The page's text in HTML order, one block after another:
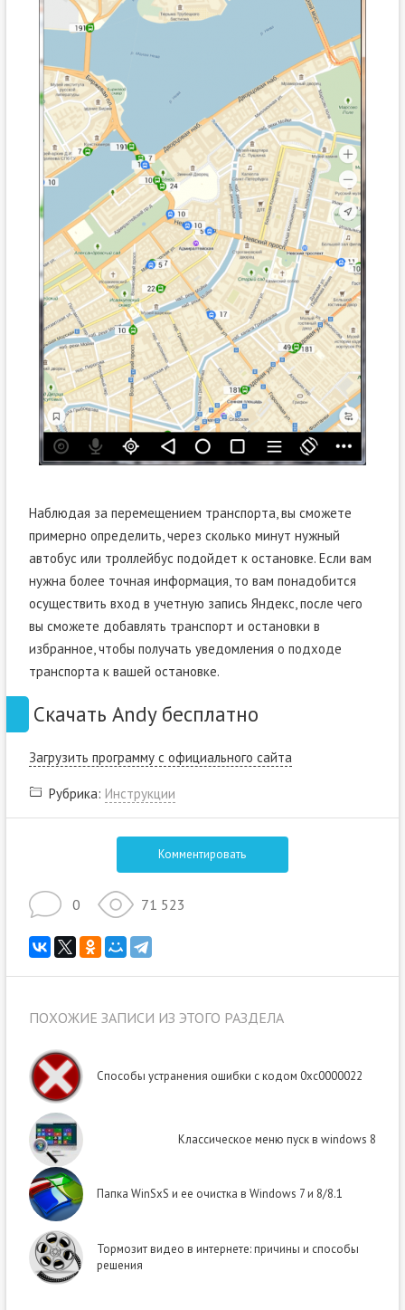
Наблюдая за перемещением транспорта, вы сможете
примерно определить, через сколько минут нужный
автобус или троллейбус подойдет к остановке. Если вам
нужна более точная информация, то вам понадобится
осуществить вход в учетную запись Яндекс, после чего
вы сможете добавлять транспорт и остановки в
избранное, чтобы получать уведомления о подходе
транспорта к вашей остановке.
Скачать Andy бесплатно
Загрузить программу с официального сайта
Рубрика: Инструкции
Комментировать
0 71 523
ПОХОЖИЕ ЗАПИСИ ИЗ ЭТОГО РАЗДЕЛА
Способы устранения ошибки с кодом 0xc0000022
Классическое меню пуск в windows 8
Папка WinSxS и ее очистка в Windows 7 и 8/8.1
Тормозит видео в интернете: причины и способы
решения